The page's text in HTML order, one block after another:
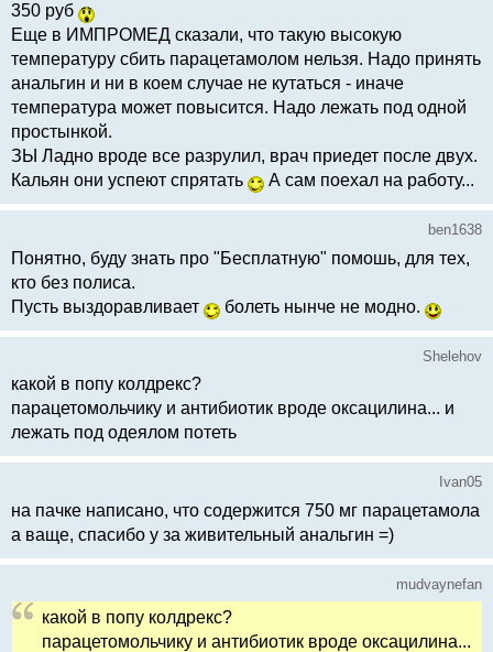
350 руб
Еще в ИМПРОМЕД сказали, что такую высокую
температуру сбить парацетамолом нельзя. Надо принять
анальгин и ни в коем случае не кутаться - иначе
температура может повысится. Надо лежать под одной
простынкой.
ЗЫ Ладно вроде все разрулил, врач приедет после двух.
Кальян они успеют спрятать
А сам поехал на работу...
ben1638
Понятно, буду знать про "Бесплатную" помошь, для тех,
кто без полиса.
Пусть выздоравливает
болеть нынче не модно.
Shelehov
какой в попу колдрекс?
парацетомольчику и антибиотик вроде оксацилина... и
лежать под одеялом потеть
Ivan05
на пачке написано, что содержится 750 мг парацетамола
а ваще, спасибо у за живительный анальгин =)
mudvaynefan
какой в попу колдрекс?
парацетомольчику и антибиотик вроде оксацилина...